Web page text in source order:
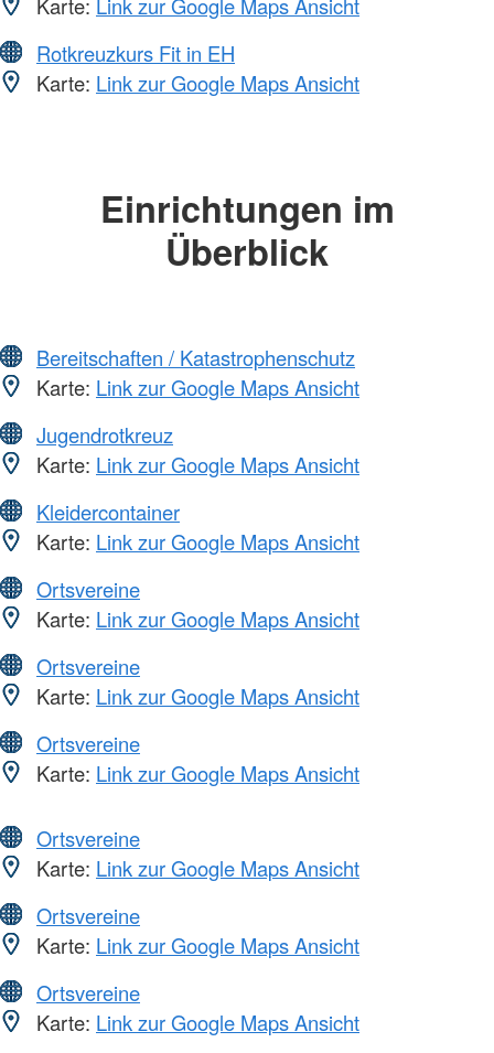
Rotkreuzkurs Fit in EH
Karte: Link zur Google Maps Ansicht
Einrichtungen im
Überblick
Bereitschaften / Katastrophenschutz
Karte: Link zur Google Maps Ansicht
Jugendrotkreuz
Karte: Link zur Google Maps Ansicht
Kleidercontainer
Karte: Link zur Google Maps Ansicht
Ortsvereine
Karte: Link zur Google Maps Ansicht
Ortsvereine
Karte: Link zur Google Maps Ansicht
Ortsvereine
Karte: Link zur Google Maps Ansicht
Ortsvereine
Karte: Link zur Google Maps Ansicht
Ortsvereine
Karte: Link zur Google Maps Ansicht
Ortsvereine
Karte: Link zur Google Maps Ansicht